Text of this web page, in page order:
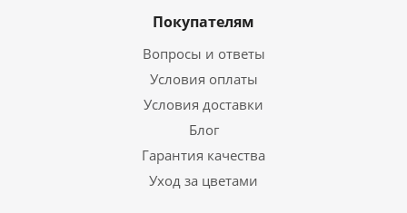
Покупателям
Вопросы и ответы
Условия оплаты
Условия доставки
Блог
Гарантия качества
Уход за цветами